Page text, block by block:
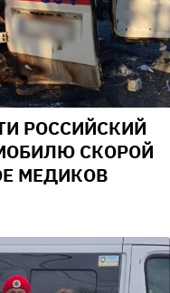
РОССИЙСКИЙ
СКОРОЙ
МЕДИКОВ